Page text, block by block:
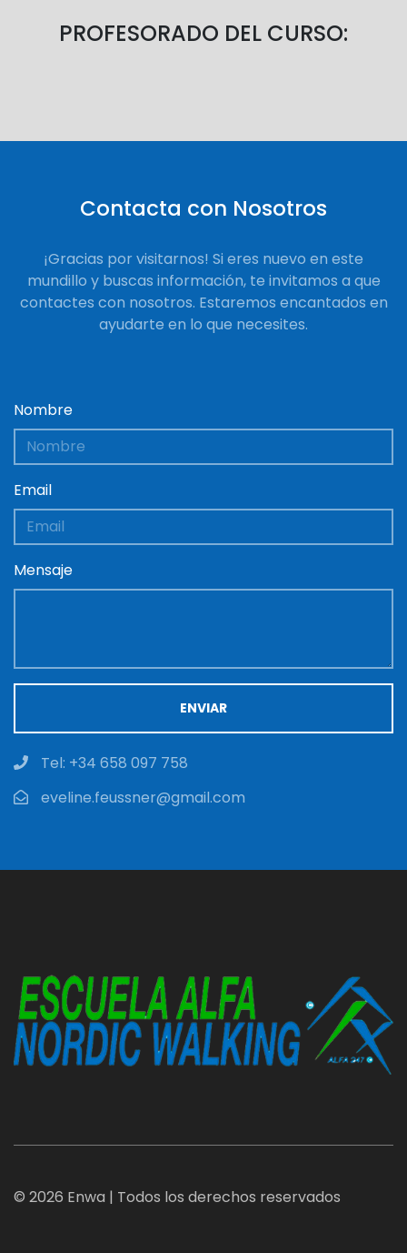
PROFESORADO DEL CURSO:
Contacta con Nosotros
¡Gracias por visitarnos! Si eres nuevo en este
mundillo y buscas información, te invitamos a que
contactes con nosotros. Estaremos encantados en
ayudarte en lo que necesites.
Nombre
Email
Mensaje
ENVIAR
Tel: +34 658 097 758
eveline.feussner@gmail.com
© 2026 Enwa | Todos los derechos reservados